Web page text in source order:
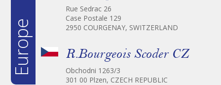
Europe
Rue Sedrac 26
Case Postale 129
2950 COURGENAY, SWITZERLAND
R.Bourgeois Scoder CZ
Obchodni 1263/3
301 00 Plzen, CZECH REPUBLIC